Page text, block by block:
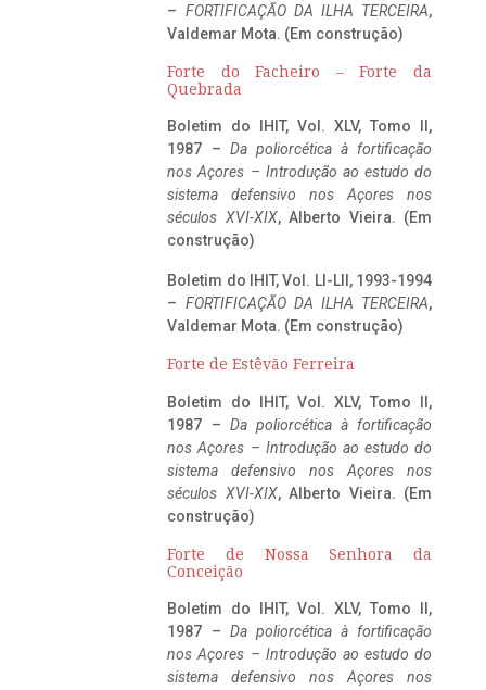
– FORTIFICAÇÃO DA ILHA TERCEIRA,
Valdemar Mota. (Em construção)
Forte do Facheiro – Forte da
Quebrada
Boletim do IHIT, Vol. XLV, Tomo II,
1987 – Da poliorcética à fortificação
nos Açores – Introdução ao estudo do
sistema defensivo nos Açores nos
séculos XVI-XIX, Alberto Vieira. (Em
construção)
Boletim do IHIT, Vol. LI-LII, 1993-1994
– FORTIFICAÇÃO DA ILHA TERCEIRA,
Valdemar Mota. (Em construção)
Forte de Estêvão Ferreira
Boletim do IHIT, Vol. XLV, Tomo II,
1987 – Da poliorcética à fortificação
nos Açores – Introdução ao estudo do
sistema defensivo nos Açores nos
séculos XVI-XIX, Alberto Vieira. (Em
construção)
Forte de Nossa Senhora da
Conceição
Boletim do IHIT, Vol. XLV, Tomo II,
1987 – Da poliorcética à fortificação
nos Açores – Introdução ao estudo do
sistema defensivo nos Açores nos